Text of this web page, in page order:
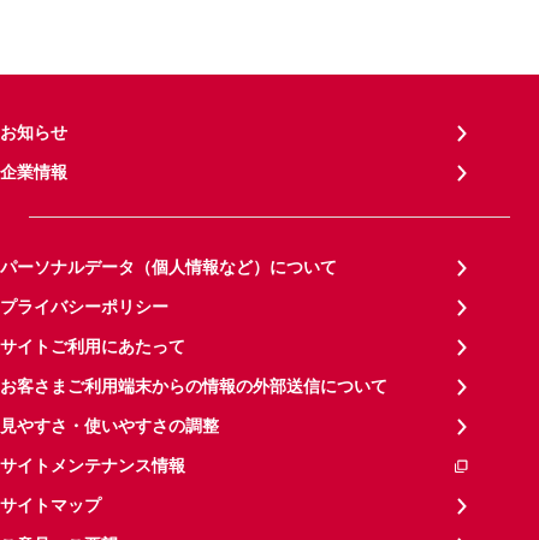
お知らせ
企業情報
パーソナルデータ（個人情報など）について
プライバシーポリシー
サイトご利用にあたって
お客さまご利用端末からの情報の外部送信について
見やすさ・使いやすさの調整
サイトメンテナンス情報
サイトマップ